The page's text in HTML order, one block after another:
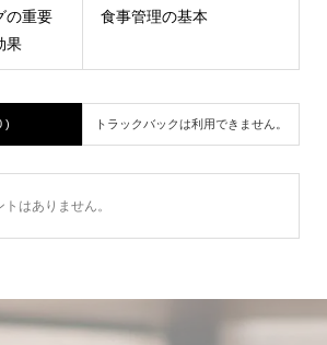
の重要
果
食事管理の基本
) トラックバックは利用できません。
はありません。